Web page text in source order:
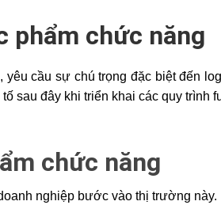
phẩm chức năng
cầu sự chú trọng đặc biệt đến
sau đây khi triển khai các quy trình
chức năng
nghiệp bước vào thị trường